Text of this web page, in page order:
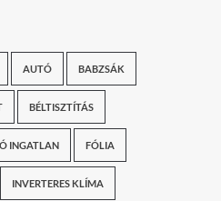
AUTÓ BABZSÁK
BÉLTISZTÍTÁS
INGATLAN FÓLIA
INVERTERES KLÍMA